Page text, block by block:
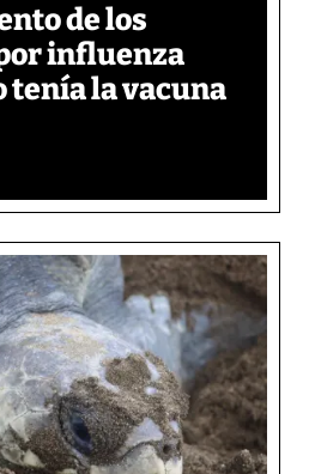
de los
influenza
tenía la vacuna